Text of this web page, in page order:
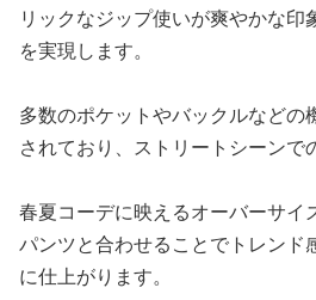
リックなジップ使いが爽やかな
を実現します。
多数のポケットやバックルなどの
されており、ストリートシーンで
春夏コーデに映えるオーバーサイ
パンツと合わせることでトレンド
に仕上がります。